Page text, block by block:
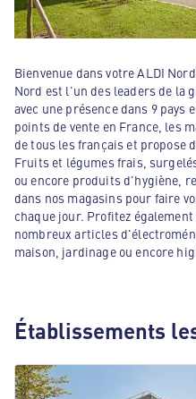
Bienvenue dans votre ALDI
Nord est l'un des leaders de la
avec une présence dans 9 pays
points de vente en France, les
de tous les français et propose
Fruits et légumes frais,
ou encore produits d'hygiène,
dans nos magasins pour faire
chaque jour. Profitez
nombreux articles
maison, jardinage ou encore
Établissements